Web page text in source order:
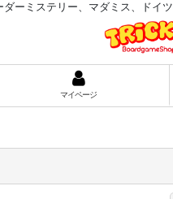
ーミステリー、マダミス、ドイ
マイページ